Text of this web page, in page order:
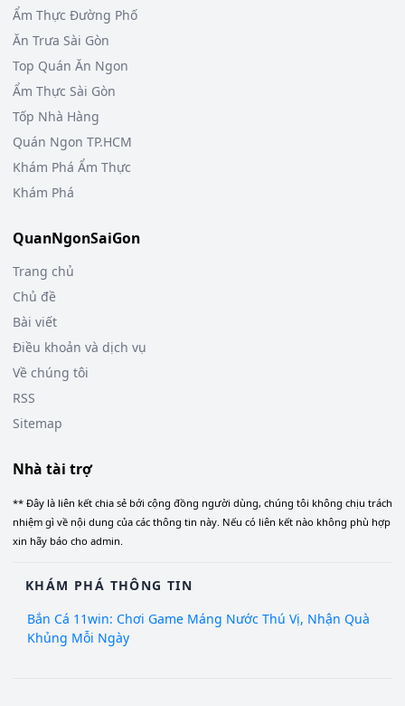
Ẩm Thực Đường Phố
Ăn Trưa Sài Gòn
Top Quán Ăn Ngon
Ẩm Thực Sài Gòn
Tốp Nhà Hàng
Quán Ngon TP.HCM
Khám Phá Ẩm Thực
Khám Phá
QuanNgonSaiGon
Trang chủ
Chủ đề
Bài viết
Điều khoản và dịch vụ
Về chúng tôi
RSS
Sitemap
Nhà tài trợ
** Đây là liên kết chia sẻ bới cộng đồng người dùng, chúng tôi không chịu trách
nhiệm gì về nội dung của các thông tin này. Nếu có liên kết nào không phù hợp
xin hãy báo cho admin.
KHÁM PHÁ THÔNG TIN
Bắn Cá 11win: Chơi Game Máng Nước Thú Vị, Nhận Quà
Khủng Mỗi Ngày